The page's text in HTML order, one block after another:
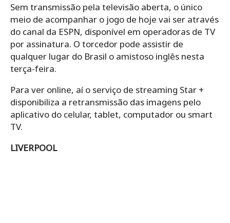
Sem transmissão pela televisão aberta, o único
meio de acompanhar o jogo de hoje vai ser através
do canal da ESPN, disponível em operadoras de TV
por assinatura. O torcedor pode assistir de
qualquer lugar do Brasil o amistoso inglês nesta
terça-feira.
Para ver online, aí o serviço de streaming Star +
disponibiliza a retransmissão das imagens pelo
aplicativo do celular, tablet, computador ou smart
TV.
LIVERPOOL